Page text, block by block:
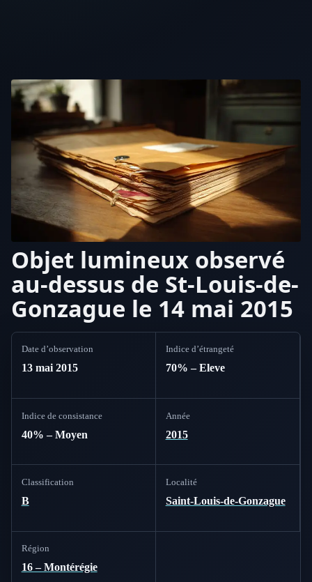
Objet lumineux observé
au-dessus de St-Louis-de-
Gonzague le 14 mai 2015
Date d’observation
13 mai 2015
Indice d’étrangeté
70% – Eleve
Indice de consistance
40% – Moyen
Année
2015
Classification
B
Localité
Saint-Louis-de-Gonzague
Région
16 – Montérégie